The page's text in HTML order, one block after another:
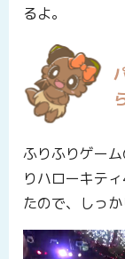
るよ。
ふりふりゲー
りハローキテ
たので、しっ